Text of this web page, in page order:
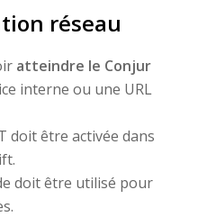
réseau
atteindre le Conjur
interne ou une URL
doit être activée dans
doit être utilisé pour